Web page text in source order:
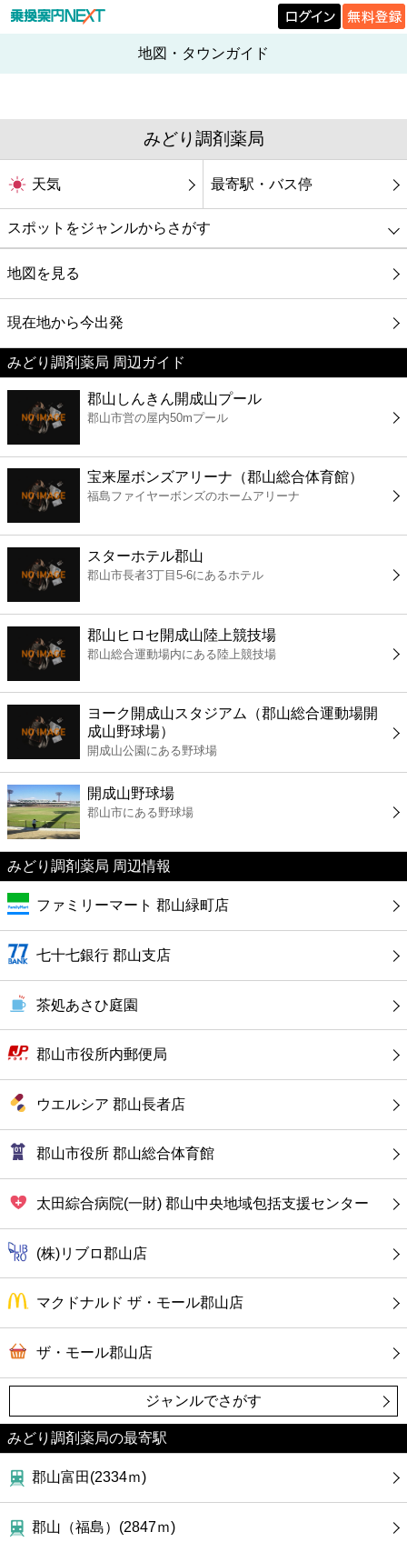
地図・タウンガイド
みどり調剤薬局
天気 最寄駅・バス停
スポットをジャンルからさがす
グルメ
映画
美容
コンビニ
薬局
スーパー
エンタメ
レジャー
書店
ファミレス
ファーストフード
カフェ
ショッピング
銀行
公共
病院
ホテル
地図を見る
現在地から今出発
みどり調剤薬局 周辺ガイド
郡山しんきん開成山プール
郡山市営の屋内50mプール
宝来屋ボンズアリーナ（郡山総合体育館）
福島ファイヤーボンズのホームアリーナ
スターホテル郡山
郡山市長者3丁目5-6にあるホテル
郡山ヒロセ開成山陸上競技場
郡山総合運動場内にある陸上競技場
ヨーク開成山スタジアム（郡山総合運動場開
成山野球場）
開成山公園にある野球場
開成山野球場
郡山市にある野球場
みどり調剤薬局 周辺情報
ファミリーマート 郡山緑町店
七十七銀行 郡山支店
茶処あさひ庭園
郡山市役所内郵便局
ウエルシア 郡山長者店
郡山市役所 郡山総合体育館
太田綜合病院(一財) 郡山中央地域包括支援センター
(株)リブロ郡山店
マクドナルド ザ・モール郡山店
ザ・モール郡山店
ジャンルでさがす
みどり調剤薬局の最寄駅
郡山富田(2334ｍ)
郡山（福島）(2847ｍ)